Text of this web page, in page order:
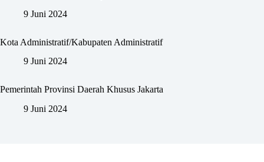
9 Juni 2024
Kota Administratif/Kabupaten Administratif
9 Juni 2024
Pemerintah Provinsi Daerah Khusus Jakarta
9 Juni 2024